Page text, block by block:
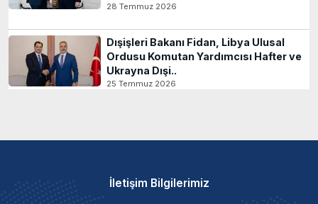
28 Temmuz 2026
Dışişleri Bakanı Fidan, Libya Ulusal
Ordusu Komutan Yardımcısı Hafter ve
Ukrayna Dışi..
25 Temmuz 2026
İletişim Bilgilerimiz